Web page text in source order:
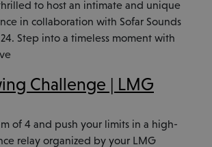
THE BUILDING
THE EXPERIENCE
VIRTUAL TOUR
VISITE 360°
to host an intimate and unique
in collaboration with Sofar Sounds
Step into a timeless moment with
Challenge | LMG
of 4 and push your limits in a high-
relay organized by your LMG